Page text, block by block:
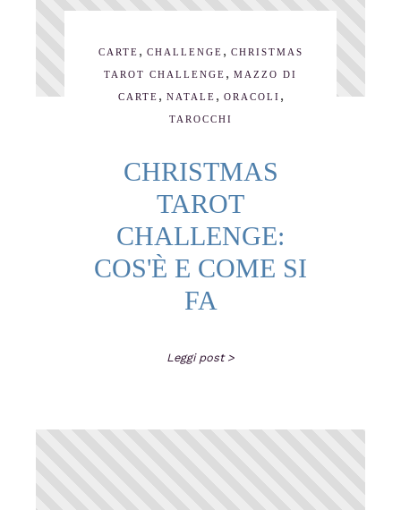
CARTE , CHALLENGE , CHRISTMAS
TAROT CHALLENGE , MAZZO DI
CARTE , NATALE , ORACOLI ,
TAROCCHI
CHRISTMAS
TAROT
CHALLENGE:
COS'È E COME SI
FA
Leggi post >